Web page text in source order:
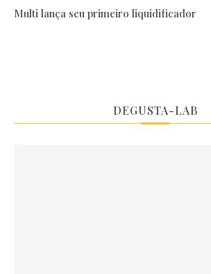
Multi lança seu primeiro liquidificador
DEGUSTA-LAB